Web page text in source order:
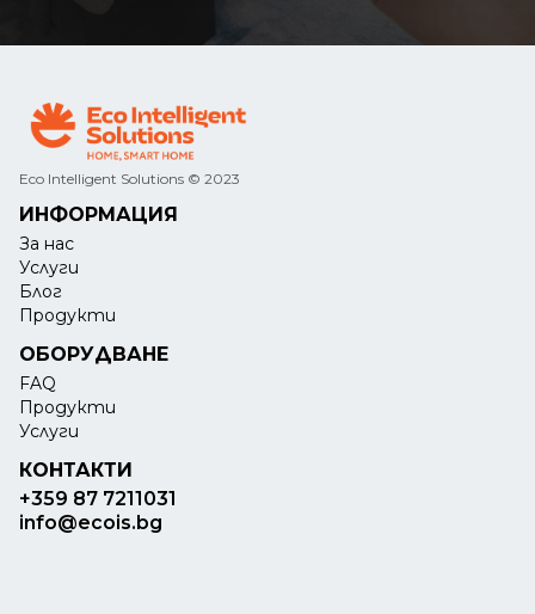
Eco Intelligent Solutions © 2023
ИНФОРМАЦИЯ
За нас
Услуги
Блог
Продукти
ОБОРУДВАНЕ
FAQ
Продукти
Услуги
КОНТАКТИ
+359 87 7211031
info@ecois.bg